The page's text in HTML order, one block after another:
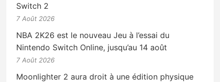
Switch 2
7 Août 2026
NBA 2K26 est le nouveau Jeu à l’essai du
Nintendo Switch Online, jusqu’au 14 août
7 Août 2026
Moonlighter 2 aura droit à une édition physique